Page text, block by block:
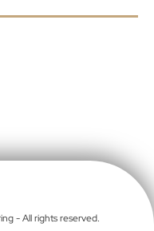
- All rights reserved.